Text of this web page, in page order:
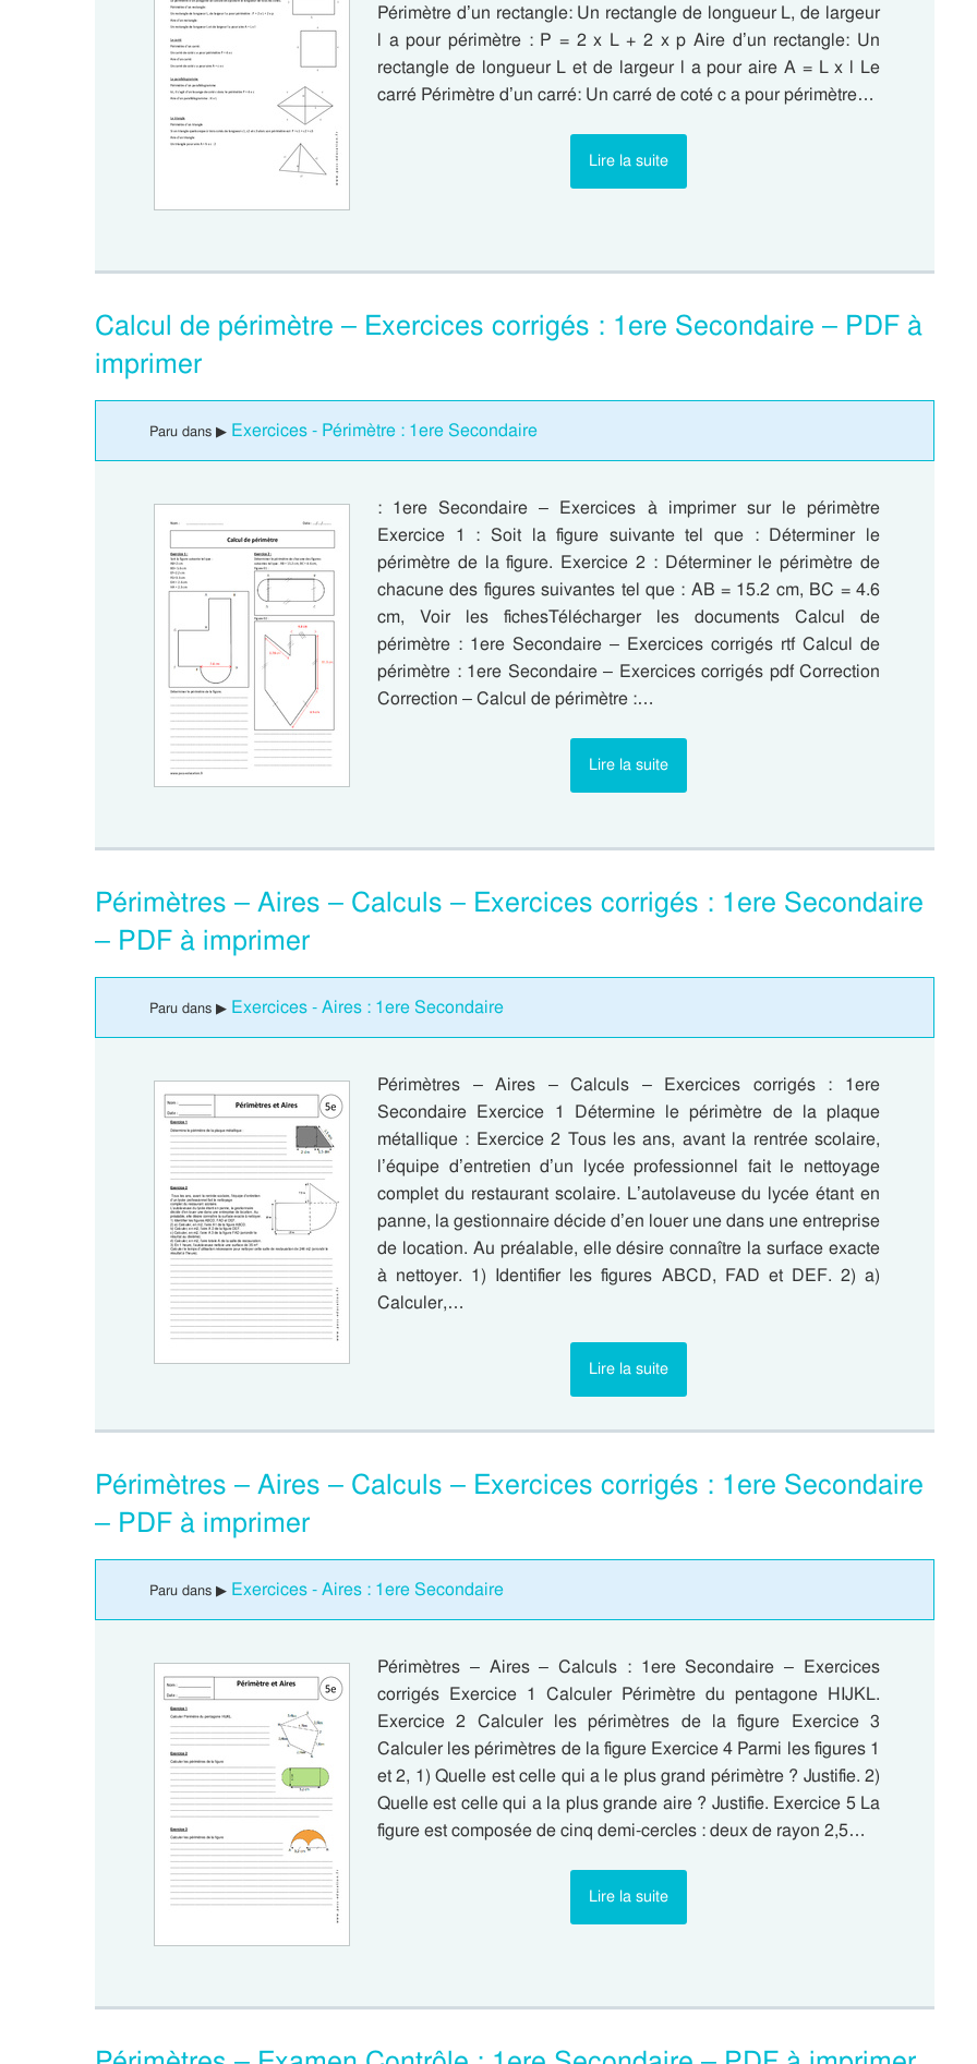
Périmètre d’un rectangle: Un rectangle de longueur L, de largeur
l a pour périmètre : P = 2 x L + 2 x p Aire d’un rectangle: Un
rectangle de longueur L et de largeur l a pour aire A = L x l Le
carré Périmètre d’un carré: Un carré de coté c a pour périmètre…
Lire la suite
Calcul de périmètre – Exercices corrigés : 1ere Secondaire – PDF à
imprimer
Paru dans ▶ Exercices - Périmètre : 1ere Secondaire
: 1ere Secondaire – Exercices à imprimer sur le périmètre
Exercice 1 : Soit la figure suivante tel que : Déterminer le
périmètre de la figure. Exercice 2 : Déterminer le périmètre de
chacune des figures suivantes tel que : AB = 15.2 cm, BC = 4.6
cm, Voir les fichesTélécharger les documents Calcul de
périmètre : 1ere Secondaire – Exercices corrigés rtf Calcul de
périmètre : 1ere Secondaire – Exercices corrigés pdf Correction
Correction – Calcul de périmètre :…
Lire la suite
Périmètres – Aires – Calculs – Exercices corrigés : 1ere Secondaire
– PDF à imprimer
Paru dans ▶ Exercices - Aires : 1ere Secondaire
Périmètres – Aires – Calculs – Exercices corrigés : 1ere
Secondaire Exercice 1 Détermine le périmètre de la plaque
métallique : Exercice 2 Tous les ans, avant la rentrée scolaire,
l’équipe d’entretien d’un lycée professionnel fait le nettoyage
complet du restaurant scolaire. L’autolaveuse du lycée étant en
panne, la gestionnaire décide d’en louer une dans une entreprise
de location. Au préalable, elle désire connaître la surface exacte
à nettoyer. 1) Identifier les figures ABCD, FAD et DEF. 2) a)
Calculer,…
Lire la suite
Périmètres – Aires – Calculs – Exercices corrigés : 1ere Secondaire
– PDF à imprimer
Paru dans ▶ Exercices - Aires : 1ere Secondaire
Périmètres – Aires – Calculs : 1ere Secondaire – Exercices
corrigés Exercice 1 Calculer Périmètre du pentagone HIJKL.
Exercice 2 Calculer les périmètres de la figure Exercice 3
Calculer les périmètres de la figure Exercice 4 Parmi les figures 1
et 2, 1) Quelle est celle qui a le plus grand périmètre ? Justifie. 2)
Quelle est celle qui a la plus grande aire ? Justifie. Exercice 5 La
figure est composée de cinq demi-cercles : deux de rayon 2,5…
Lire la suite